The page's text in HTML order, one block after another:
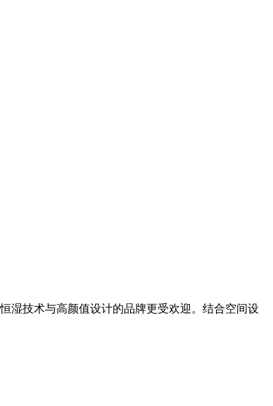
湿技术与高颜值设计的品牌更受欢迎。结合空间设